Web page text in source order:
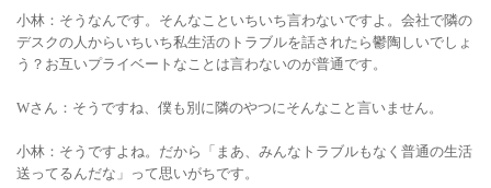
小林：そうなんです。そんなこといちいち言わないですよ。会社で隣の
デスクの人からいちいち私生活のトラブルを話されたら鬱陶しいでしょ
う？お互いプライベートなことは言わないのが普通です。
Wさん：そうですね、僕も別に隣のやつにそんなこと言いません。
小林：そうですよね。だから「まあ、みんなトラブルもなく普通の生活
送ってるんだな」って思いがちです。